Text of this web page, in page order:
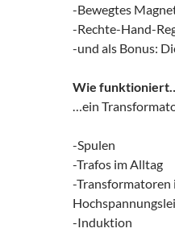
-Bewegtes
-Rechte-Hand-
-und als Bonus:
Wie
…ein
-Spulen
-Trafos im Alltag
-Transformatoren
-Induktion